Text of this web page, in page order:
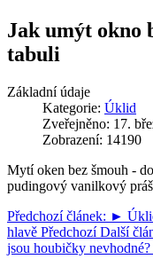
Jak umýt okno
tabuli
Základní údaje
Kategorie: Úklid
Zveřejněno: 17.
Zobrazení: 14190
Mytí oken bez šmouh -
pudingový vanilkový
Předchozí článek: ►
hlavě Předchozí Další
jsou houbičky nevhodné?